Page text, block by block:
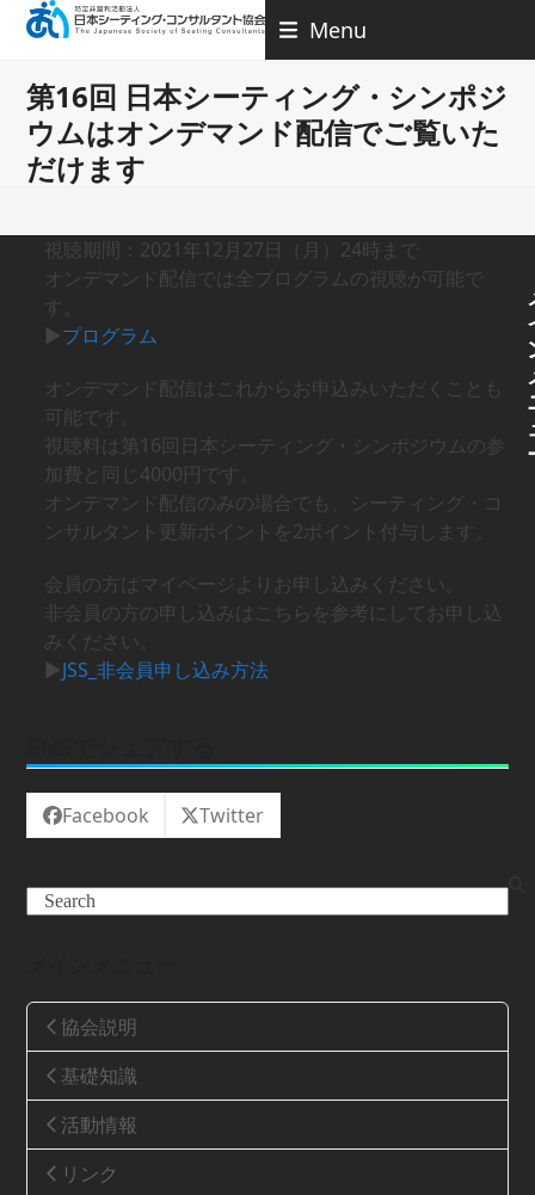
Skip
Menu
第16回 日本シーティング・シンポジ
ウムはオンデマンド配信でご覧いた
だけます
視聴期間：2021年12月27日（月）24時まで
オンデマンド配信では全プログラムの視聴が可能で
す。
▶プログラム
オンデマンド配信はこれからお申込みいただくことも
可能です。
視聴料は第16回日本シーティング・シンポジウムの参
加費と同じ4000円です。
オンデマンド配信のみの場合でも、シーティング・コ
ンサルタント更新ポイントを2ポイント付与します。
会員の方はマイページよりお申し込みください。
非会員の方の申し込みはこちらを参考にしてお申し込
みください。
▶JSS_非会員申し込み方法
Facebook Twitter
Search
協会説明
基礎知識
活動情報
リンク